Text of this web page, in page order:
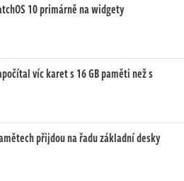
10 primárně na widgety
víc karet s 16 GB paměti než s
přijdou na řadu základní desky